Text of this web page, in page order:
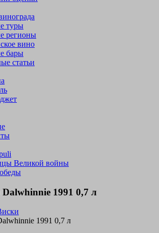
туры
регионы
вино
бары
статьи
Великой войны
1991 0,7 л